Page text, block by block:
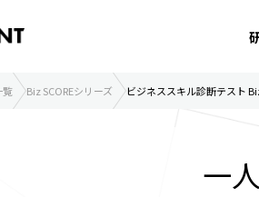
覧 Biz SCOREシリーズ ビジネススキル診断テスト
一